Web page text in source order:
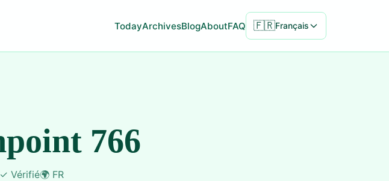
TodayArchivesBlogAboutFAQ 🇫🇷Français
766
✓ Vérifié🌍 FR